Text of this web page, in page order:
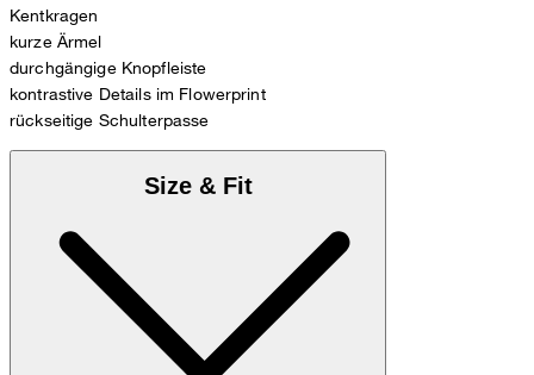
Kentkragen
kurze Ärmel
durchgängige Knopfleiste
kontrastive Details im Flowerprint
rückseitige Schulterpasse
Size & Fit